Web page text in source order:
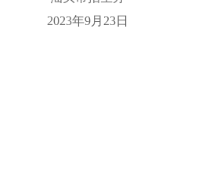
2023年9月23日